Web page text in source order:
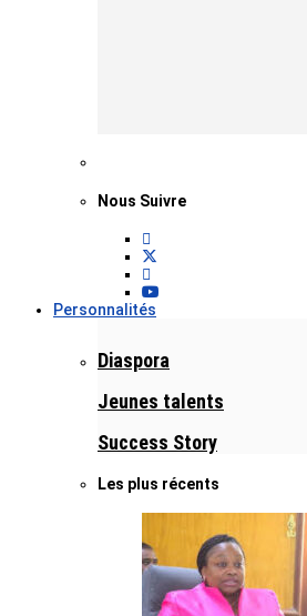
Nous Suivre
Personnalités
Diaspora
Jeunes talents
Success Story
Les plus récents